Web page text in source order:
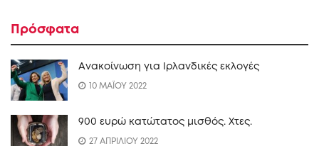
Πρόσφατα
Ανακοίνωση για Ιρλανδικές εκλογές
10 ΜΑΪΟΥ 2022
900 ευρώ κατώτατος μισθός. Xτες.
27 ΑΠΡΙΛΙΟΥ 2022